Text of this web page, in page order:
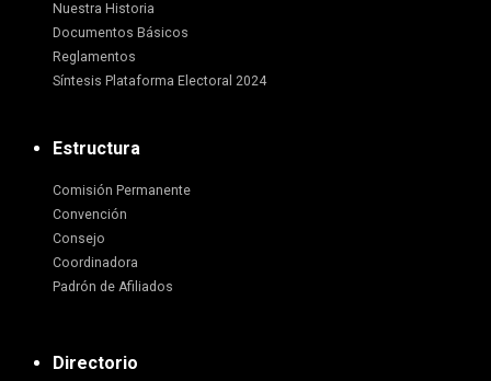
Nuestra Historia
Documentos Básicos
Reglamentos
Síntesis Plataforma Electoral 2024
Estructura
Comisión Permanente
Convención
Consejo
Coordinadora
Padrón de Afiliados
Directorio